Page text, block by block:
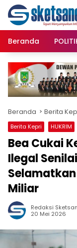
content
Langsung
konten
Beranda
Beranda Berita
Berita Kepri HUKRIM
Bea Cukai
Ilegal
Miliar
Redaksi
20 Mei 2026